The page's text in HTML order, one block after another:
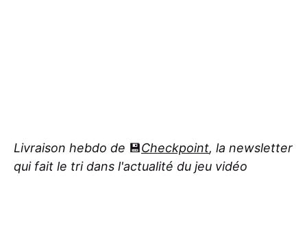
Livraison hebdo de 💾Checkpoint, la newsletter
qui fait le tri dans l'actualité du jeu vidéo